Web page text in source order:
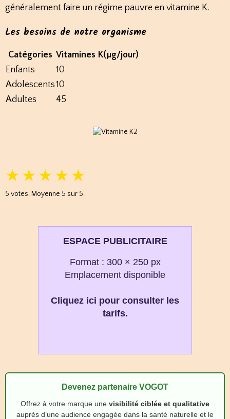
généralement faire un régime pauvre en vitamine K.
Les besoins de notre organisme
Catégories Vitamines K(µg/jour)
Enfants
10
Adolescents10
Adultes
45
★ ★ ★ ★ ★
5 votes. Moyenne 5 sur 5.
ESPACE PUBLICITAIRE
Format : 300 × 250 px
Emplacement disponible
Cliquez ici pour consulter les
tarifs.
Devenez partenaire VOGOT
Offrez à votre marque une visibilité ciblée et qualitative
auprès d’une audience engagée dans la santé naturelle et le